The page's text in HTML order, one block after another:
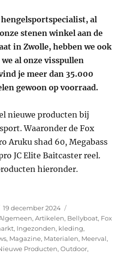
al
stenen winkel aan de
in Zwolle, hebben we ook
al onze visspullen
je meer dan 35.000
gewoon op voorraad.
nieuwe producten bij
Waaronder de Fox
Aruku shad 60, Megabass
JC Elite Baitcaster reel.
hieronder.
producten bij Zunnebeld
Geplaatst
op
19 december 2024
,Artikelen, Bellyboat, Fox
, Ingezonden, kleding,
, Magazine, Materialen, Meerval,
Producten,Outdoor,